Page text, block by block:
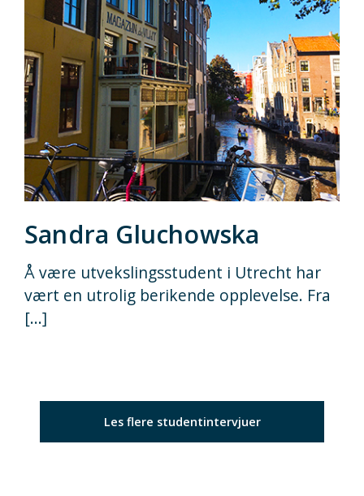
Sandra Gluchowska
Å være utvekslingsstudent i Utrecht har
vært en utrolig berikende opplevelse. Fra
[...]
Les flere studentintervjuer